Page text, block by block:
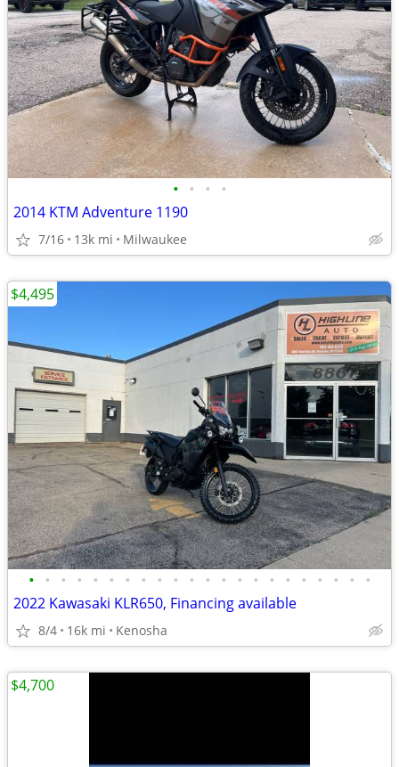
• • • •
2014 KTM Adventure 1190
7/16 13k mi Milwaukee
• • • • • • • • • • • • • • • • • • • • • •
2022 Kawasaki KLR650, Financing available
8/4 16k mi Kenosha
$4,495
$4,700